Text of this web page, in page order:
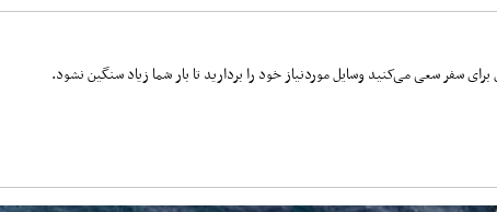
سفر سعی می‌کنید وسایل موردنیاز خود را بردارید تا بار شما زیاد سنگین نشود.